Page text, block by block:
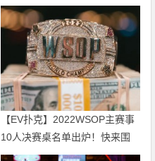
【EV扑克】2022WSOP主赛事
10人决赛桌名单出炉！快来围
观！